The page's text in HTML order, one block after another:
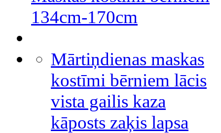
134cm-170cm
Mārtiņdienas maskas
kostīmi bērniem lācis
vista gailis kaza
kāposts zaķis lapsa